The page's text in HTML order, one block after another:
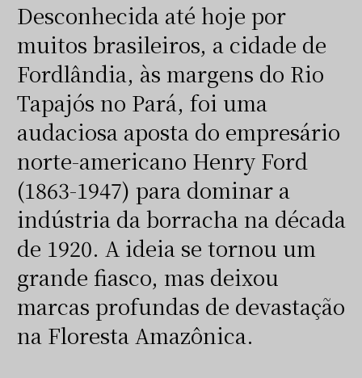
Desconhecida até hoje por
muitos brasileiros, a cidade de
Fordlândia, às margens do Rio
Tapajós no Pará, foi uma
audaciosa aposta do empresário
norte-americano Henry Ford
(1863-1947) para dominar a
indústria da borracha na década
de 1920. A ideia se tornou um
grande fiasco, mas deixou
marcas profundas de devastação
na Floresta Amazônica.